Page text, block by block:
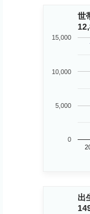
世
0
5,000
10,000
15,000
出